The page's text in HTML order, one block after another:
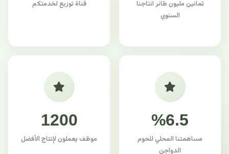
ثمانين مليون طائر انتاجنا
السنوي
قناة توزيع لخدمتكم
%6.5
مساهمتنا المحلي للحوم
الدواجن
1200
موظف يعملون لإنتاج الأفضل